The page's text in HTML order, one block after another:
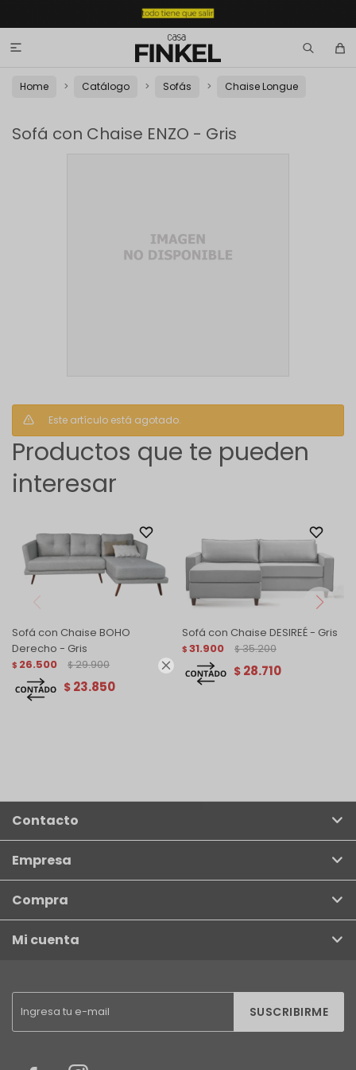


Home Catálogo Sofás Chaise Longue
Sofá con Chaise ENZO - Gris
Este artículo está agotado.
Productos que te pueden
interesar
Sofá con Chaise BOHO
Derecho - Gris
$ 26.500 $ 29.900
$ 23.850
Sofá con Chaise DESIREÉ - Gris
$ 31.900 $ 35.200
$ 28.710
SUSCRIBIRME
Contacto
Empresa
Compra
Mi cuenta